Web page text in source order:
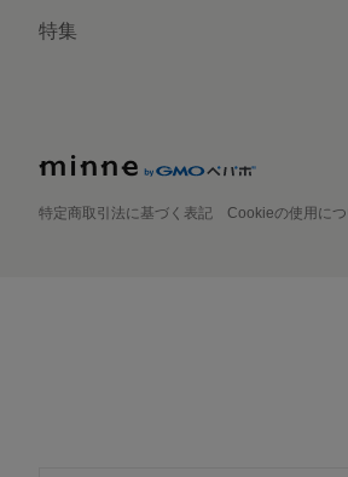
特集
特定商取引法に基づく表記 Cookieの使用につ